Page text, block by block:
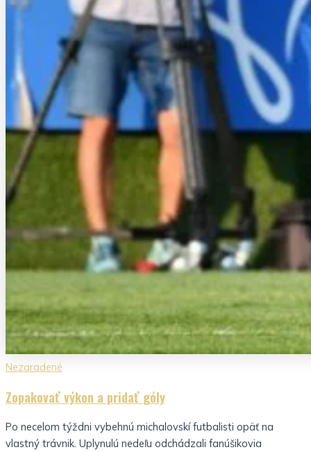
Nezaradené
Zopakovať výkon a pridať góly
Po necelom týždni vybehnú michalovskí futbalisti opäť na
vlastný trávnik. Uplynulú nedeľu odchádzali fanúšikovia